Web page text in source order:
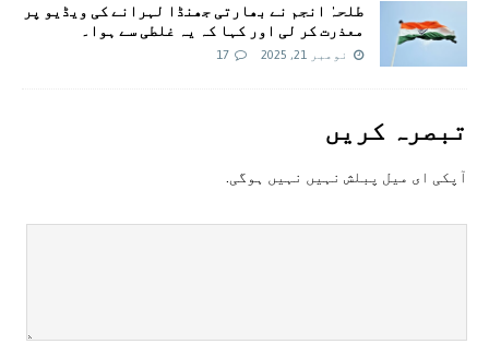
طلحہٰ انجم نے بھارتی جھنڈا لہرانے کی ویڈیو پر
معذرت کر لی اور کہا کہ یہ غلطی سے ہوا۔
نومبر 21, 2025 17
تبصرہ کريں
آپکی ای ميل پبلش نہيں نہيں ہوگی.